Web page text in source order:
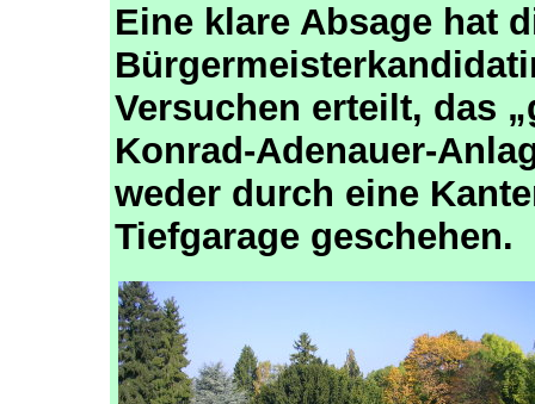
Eine klare Absage hat
Versuchen erteilt, das
Konrad-Adenauer-
weder durch eine
Tiefgarage geschehen.